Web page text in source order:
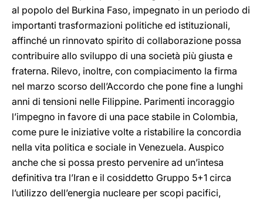
al popolo del Burkina Faso, impegnato in un periodo di
importanti trasformazioni politiche ed istituzionali,
affinché un rinnovato spirito di collaborazione possa
contribuire allo sviluppo di una società più giusta e
fraterna. Rilevo, inoltre, con compiacimento la firma
nel marzo scorso dell’Accordo che pone fine a lunghi
anni di tensioni nelle Filippine. Parimenti incoraggio
l’impegno in favore di una pace stabile in Colombia,
come pure le iniziative volte a ristabilire la concordia
nella vita politica e sociale in Venezuela. Auspico
anche che si possa presto pervenire ad un’intesa
definitiva tra l’Iran e il cosiddetto Gruppo 5+1 circa
l’utilizzo dell’energia nucleare per scopi pacifici,